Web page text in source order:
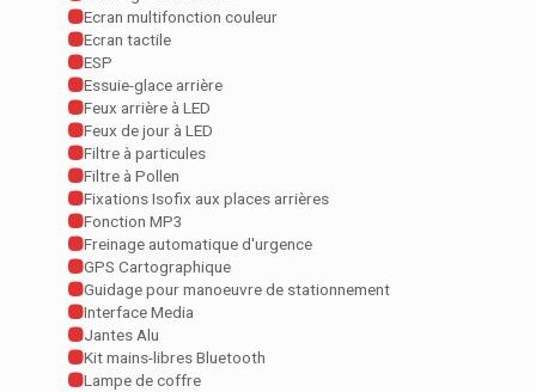
Ecran multifonction couleur
Ecran tactile
ESP
Essuie-glace arrière
Feux arrière à LED
Feux de jour à LED
Filtre à particules
Filtre à Pollen
Fixations Isofix aux places arrières
Fonction MP3
Freinage automatique d'urgence
GPS Cartographique
Guidage pour manoeuvre de stationnement
Interface Media
Jantes Alu
Kit mains-libres Bluetooth
Lampe de coffre